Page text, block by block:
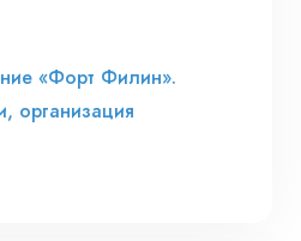
«Форт Филин».
организация